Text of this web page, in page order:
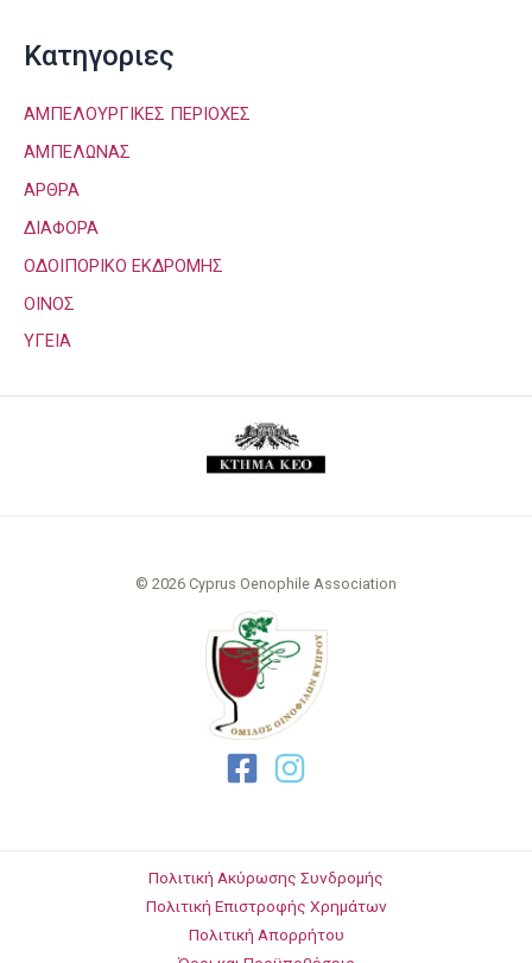
Kατηγοριες
ΑΜΠΕΛΟΥΡΓΙΚΕΣ ΠΕΡΙΟΧΕΣ
ΑΜΠΕΛΩΝΑΣ
ΑΡΘΡΑ
ΔΙΑΦΟΡΑ
ΟΔΟΙΠΟΡΙΚΟ ΕΚΔΡΟΜΗΣ
ΟΙΝΟΣ
ΥΓΕΙΑ
© 2026 Cyprus Oenophile Association
Πολιτική Ακύρωσης Συνδρομής
Πολιτική Επιστροφής Χρημάτων
Πολιτική Απορρήτου